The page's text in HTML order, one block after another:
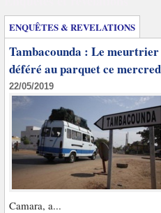
ENQUÊTES & REVELATIONS
Tambacounda : Le
déféré au parquet ce
22/05/2019
Camara, a...